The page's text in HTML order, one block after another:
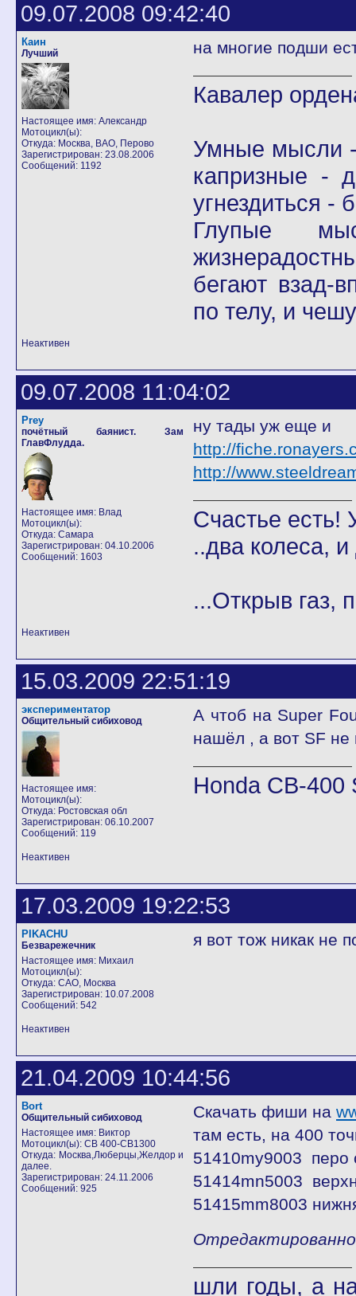
09.07.2008 09:42:40
Каин
Лучший
Настоящее имя: Александр
Мотоцикл(ы):
Откуда: Москва, ВАО, Перово
Зарегистрирован: 23.08.2006
Сообщений: 1192
на многие подши
Кавалер
Умные мысли -
капризные -
угнездиться -
Глупые
бегают взад-
по телу, и
Неактивен
09.07.2008 11:04:02
Prey
почётный баянист. Зам
ГлавФлудда.
Настоящее имя: Влад
Мотоцикл(ы):
Откуда: Самара
Зарегистрирован: 04.10.2006
Сообщений: 1603
ну тады уж еще и
http://
http://
Счастье есть!
..два колеса,
...Открыв газ,
Неактивен
15.03.2009 22:51:19
экспериментатор
Общительный сибиховод
Настоящее имя:
Мотоцикл(ы):
Откуда: Ростовская обл
Зарегистрирован: 06.10.2007
Сообщений: 119
А чтоб на Super
нашёл , а вот SF не
Honda CB-400
Неактивен
17.03.2009 19:22:53
PIKACHU
Безварежечник
Настоящее имя: Михаил
Мотоцикл(ы):
Откуда: САО, Москва
Зарегистрирован: 10.07.2008
Сообщений: 542
я вот тож никак не
Неактивен
21.04.2009 10:44:56
Bort
Общительный сибиховод
Настоящее имя: Виктор
Мотоцикл(ы): CB 400-СВ1300
Откуда: Москва,Люберцы,Желдор и
далее.
Зарегистрирован: 24.11.2006
Сообщений: 925
Скачать фиши на
там есть, на 400
51410my9003 перо
51414mn5003
51415mm8003
шли годы, а